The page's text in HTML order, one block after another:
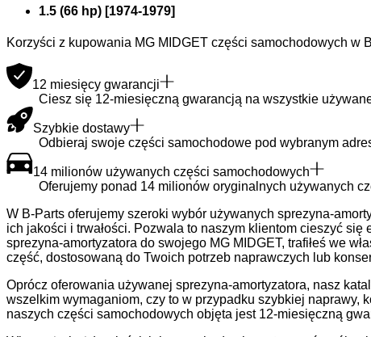
1.5 (66 hp) [1974-1979]
Korzyści z kupowania MG MIDGET części samochodowych w
12 miesięcy gwarancji
Ciesz się 12-miesięczną gwarancją na wszystkie
Szybkie dostawy
Odbieraj swoje części samochodowe pod wybranym
14 milionów używanych części samochodowych
Oferujemy ponad 14 milionów oryginalnych używanych
W B-Parts oferujemy szeroki wybór używanych sprezyna-
ich jakości i trwałości. Pozwala to naszym klientom cieszyć
sprezyna-amortyzatora do swojego MG MIDGET, trafiłeś we
część, dostosowaną do Twoich potrzeb naprawczych lub
Oprócz oferowania używanej sprezyna-amortyzatora, nasz
wszelkim wymaganiom, czy to w przypadku szybkiej naprawy,
naszych części samochodowych objęta jest 12-miesięczną